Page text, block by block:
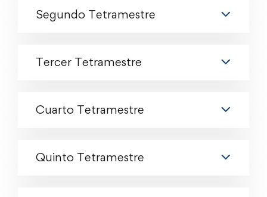
Segundo Tetramestre
Tercer Tetramestre
Cuarto Tetramestre
Quinto Tetramestre